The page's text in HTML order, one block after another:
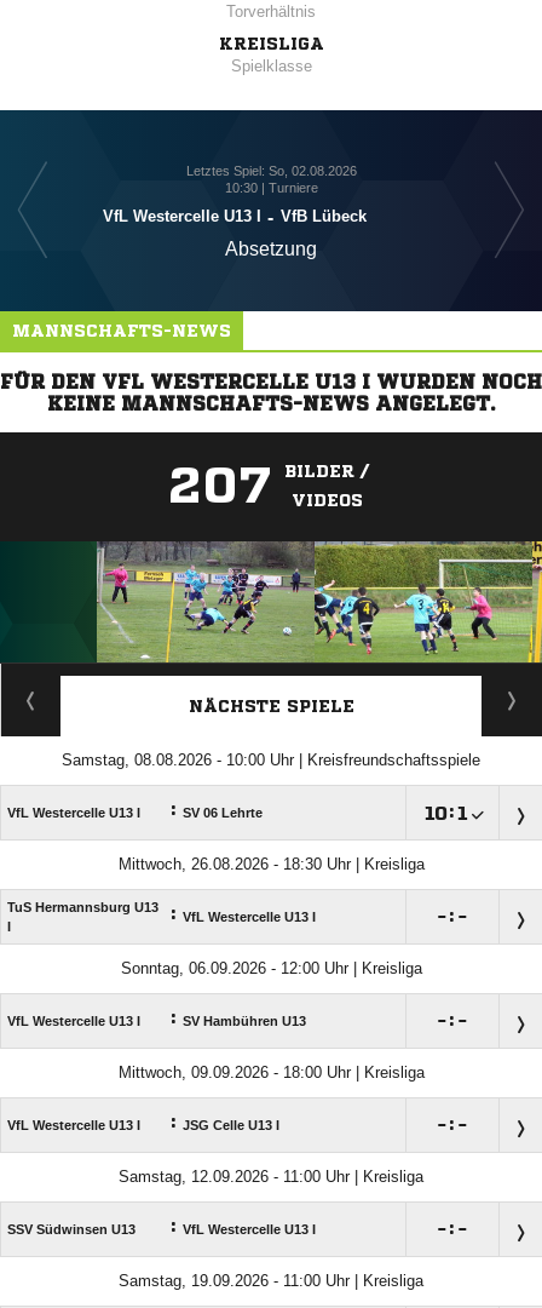
Torverhältnis
KREISLIGA
Spielklasse
Letztes Spiel: So, 02.08.2026
10:30 | Turniere
VfL Westercelle U13 I - VfB Lübeck
Absetzung
MANNSCHAFTS-NEWS
FÜR DEN VFL WESTERCELLE U13 I WURDEN NOCH
KEINE MANNSCHAFTS-NEWS ANGELEGT.
207
BILDER /
VIDEOS
ANZEIGE
NÄCHSTE SPIELE
Samstag, 08.08.2026 - 10:00 Uhr | Kreisfreundschaftsspiele
VfL Westercelle U13 I : SV 06 Lehrte :
Mittwoch, 26.08.2026 - 18:30 Uhr | Kreisliga
TuS Hermannsburg U13
: VfL Westercelle U13 I : 
Sonntag, 06.09.2026 - 12:00 Uhr | Kreisliga
VfL Westercelle U13 I : SV Hambühren U13 : 
Mittwoch, 09.09.2026 - 18:00 Uhr | Kreisliga
VfL Westercelle U13 I : JSG Celle U13 I : 
Samstag, 12.09.2026 - 11:00 Uhr | Kreisliga
SSV Südwinsen U13 : VfL Westercelle U13 I : 
Samstag, 19.09.2026 - 11:00 Uhr | Kreisliga